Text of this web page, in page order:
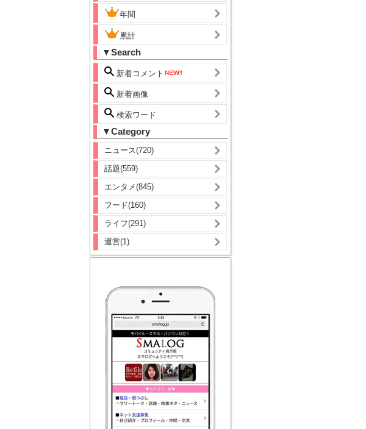
年間
累計
▼Search
新着コメント
新着画像
検索ワード
▼Category
ニュース(720)
話題(559)
エンタメ(845)
フード(160)
ライフ(291)
運営(1)